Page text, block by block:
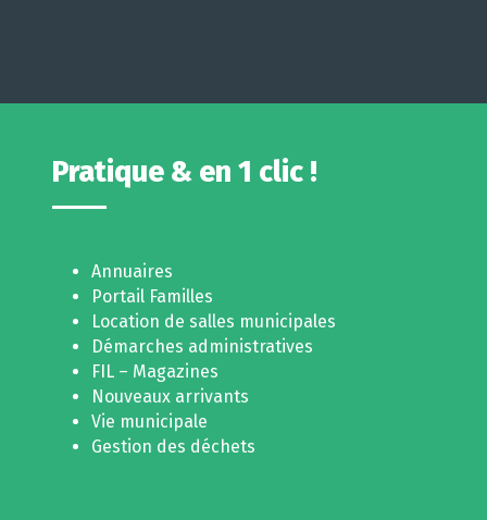
Pratique & en 1 clic !
Annuaires
Portail Familles
Location de salles municipales
Démarches administratives
FIL – Magazines
Nouveaux arrivants
Vie municipale
Gestion des déchets